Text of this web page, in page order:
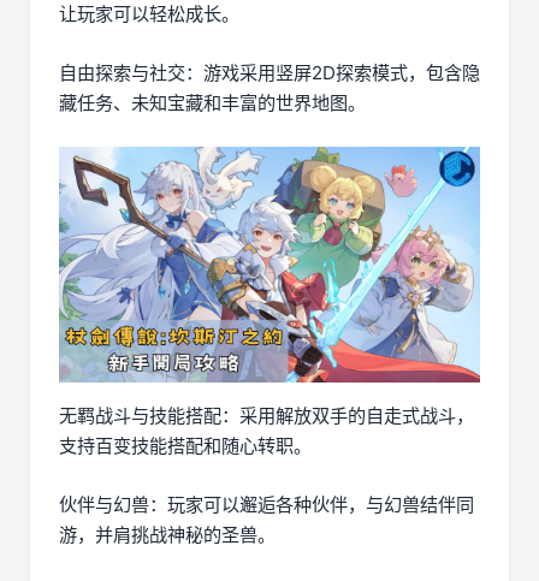
让玩家可以轻松成长。
自由探索与社交：游戏采用竖屏2D探索模式，包含隐
藏任务、未知宝藏和丰富的世界地图。
无羁战斗与技能搭配：采用解放双手的自走式战斗，
支持百变技能搭配和随心转职。
伙伴与幻兽：玩家可以邂逅各种伙伴，与幻兽结伴同
游，并肩挑战神秘的圣兽。